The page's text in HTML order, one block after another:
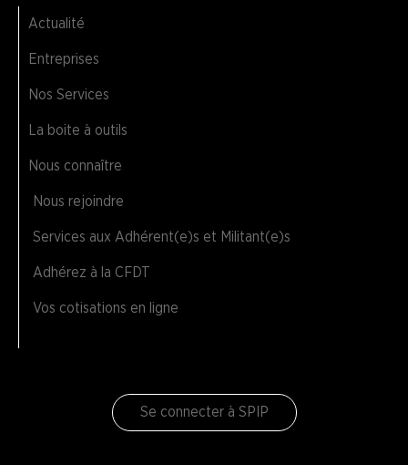
Actualité
Entreprises
Nos Services
La boite à outils
Nous connaître
Nous rejoindre
Services aux Adhérent(e)s et Militant(e)s
Adhérez à la CFDT
Vos cotisations en ligne
Se connecter à SPIP